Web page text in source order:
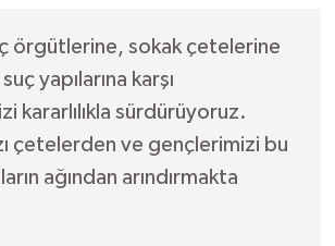
örgütlerine, sokak çetelerine
yapılarına karşı
kararlılıkla sürdürüyoruz.
çetelerden ve gençlerimizi bu
ağından arındırmakta